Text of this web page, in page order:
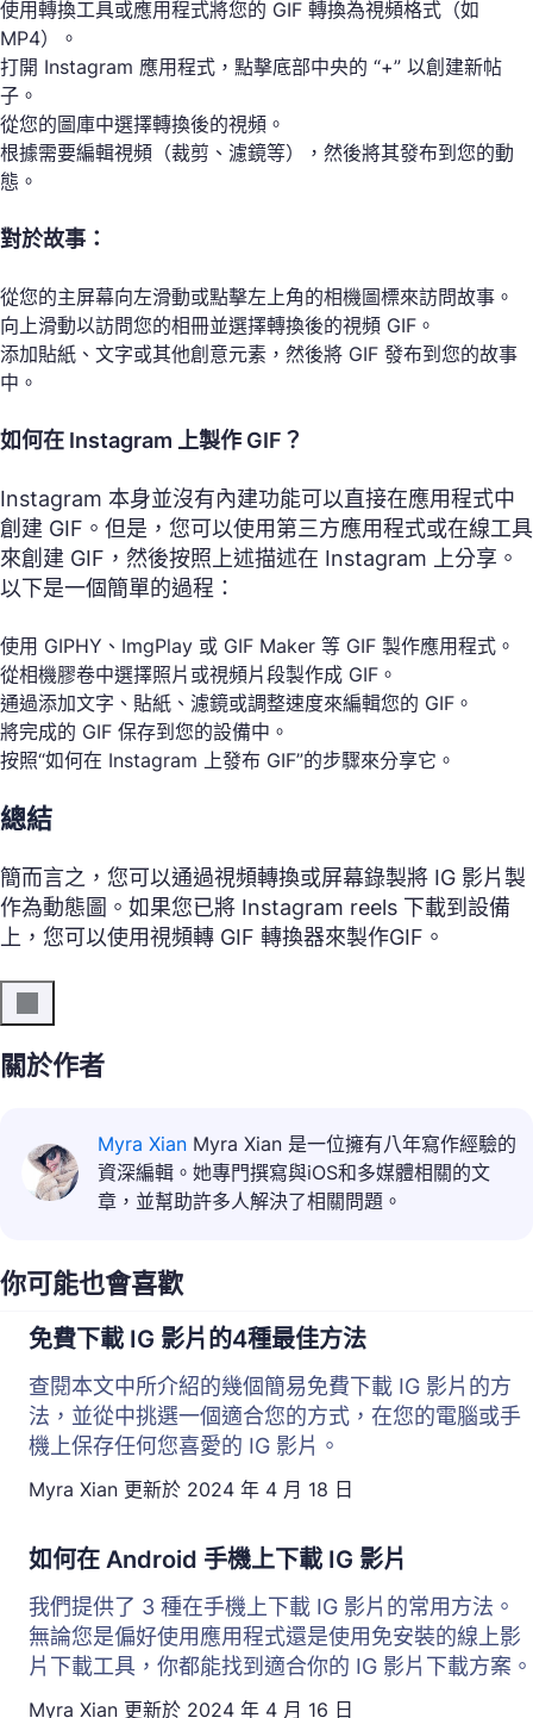
使用轉換工具或應用程式將您的 GIF 轉換為視頻格式（如
MP4）。
打開 Instagram 應用程式，點擊底部中央的 “+” 以創建新帖
子。
從您的圖庫中選擇轉換後的視頻。
根據需要編輯視頻（裁剪、濾鏡等），然後將其發布到您的動
態。
對於故事：
從您的主屏幕向左滑動或點擊左上角的相機圖標來訪問故事。
向上滑動以訪問您的相冊並選擇轉換後的視頻 GIF。
添加貼紙、文字或其他創意元素，然後將 GIF 發布到您的故事
中。
如何在 Instagram 上製作 GIF？
Instagram 本身並沒有內建功能可以直接在應用程式中
創建 GIF。但是，您可以使用第三方應用程式或在線工具
來創建 GIF，然後按照上述描述在 Instagram 上分享。
以下是一個簡單的過程：
使用 GIPHY、ImgPlay 或 GIF Maker 等 GIF 製作應用程式。
從相機膠卷中選擇照片或視頻片段製作成 GIF。
通過添加文字、貼紙、濾鏡或調整速度來編輯您的 GIF。
將完成的 GIF 保存到您的設備中。
按照“如何在 Instagram 上發布 GIF”的步驟來分享它。
總結
簡而言之，您可以通過視頻轉換或屏幕錄製將 IG 影片製
作為動態圖。如果您已將 Instagram reels 下載到設備
上，您可以使用視頻轉 GIF 轉換器來製作GIF。
關於作者
Myra Xian Myra Xian 是一位擁有八年寫作經驗的
資深編輯。她專門撰寫與iOS和多媒體相關的文
章，並幫助許多人解決了相關問題。
你可能也會喜歡
免費下載 IG 影片的4種最佳方法
查閱本文中所介紹的幾個簡易免費下載 IG 影片的方
法，並從中挑選一個適合您的方式，在您的電腦或手
機上保存任何您喜愛的 IG 影片。
Myra Xian 更新於 2024 年 4 月 18 日
如何在 Android 手機上下載 IG 影片
我們提供了 3 種在手機上下載 IG 影片的常用方法。
無論您是偏好使用應用程式還是使用免安裝的線上影
片下載工具，你都能找到適合你的 IG 影片下載方案。
Myra Xian 更新於 2024 年 4 月 16 日